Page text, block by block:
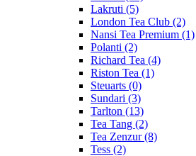
Lakruti (5)
London Tea Club (2)
Nansi Tea Premium (1)
Polanti (2)
Richard Tea (4)
Riston Tea (1)
Steuarts (0)
Sundari (3)
Tarlton (13)
Tea Tang (2)
Tea Zenzur(8)
Tess (2)